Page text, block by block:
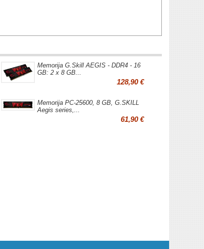
Memorija G.Skill AEGIS - DDR4 - 16
GB: 2 x 8 GB...
128,90 €
Memorija PC-25600, 8 GB, G.SKILL
Aegis series,...
61,90 €